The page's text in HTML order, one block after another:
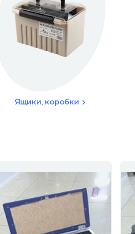
Ящики, коробки